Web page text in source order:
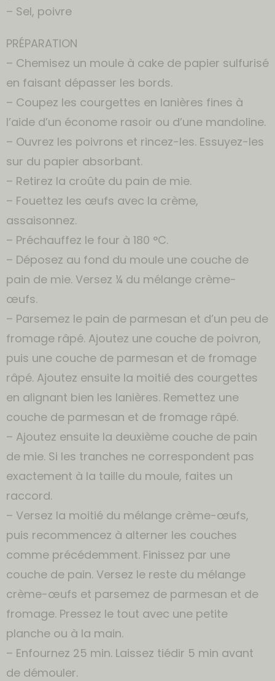
– Sel, poivre
PRÉPARATION
– Chemisez un moule à cake de papier sulfurisé
en faisant dépasser les bords.
– Coupez les courgettes en lanières fines à
l’aide d’un économe rasoir ou d’une mandoline.
– Ouvrez les poivrons et rincez-les. Essuyez-les
sur du papier absorbant.
– Retirez la croûte du pain de mie.
– Fouettez les œufs avec la crème,
assaisonnez.
– Préchauffez le four à 180 °C.
– Déposez au fond du moule une couche de
pain de mie. Versez ¼ du mélange crème-
œufs.
– Parsemez le pain de parmesan et d’un peu de
fromage râpé. Ajoutez une couche de poivron,
puis une couche de parmesan et de fromage
râpé. Ajoutez ensuite la moitié des courgettes
en alignant bien les lanières. Remettez une
couche de parmesan et de fromage râpé.
– Ajoutez ensuite la deuxième couche de pain
de mie. Si les tranches ne correspondent pas
exactement à la taille du moule, faites un
raccord.
– Versez la moitié du mélange crème-œufs,
puis recommencez à alterner les couches
comme précédemment. Finissez par une
couche de pain. Versez le reste du mélange
crème-œufs et parsemez de parmesan et de
fromage. Pressez le tout avec une petite
planche ou à la main.
– Enfournez 25 min. Laissez tiédir 5 min avant
de démouler.